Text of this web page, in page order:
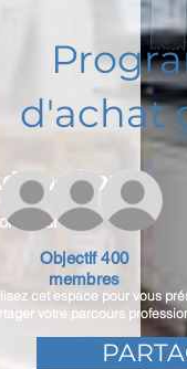
Caar
cet espace pour vous
votre parcours
d'achat
Objectif 400
membres